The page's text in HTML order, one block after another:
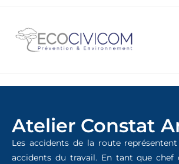
Atelier Constat
Les accidents de la route
accidents du travail. En tant que chef